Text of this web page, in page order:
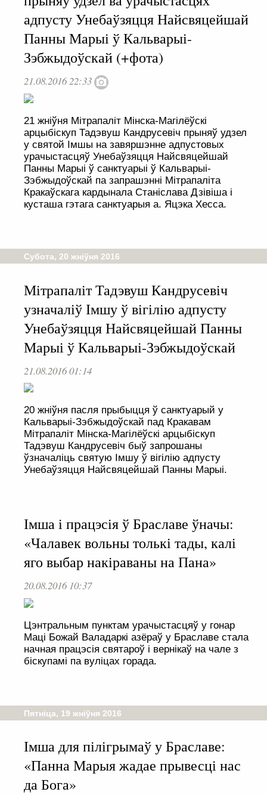
адпусту Унебаўзяцця Найсвяцейшай
Панны Марыі ў Кальварыі-
Зэбжыдоўскай (+фота)
21.08.2016 22:33
21 жніўня Мітрапаліт Мінска-Магілёўскі
арцыбіскуп Тадэвуш Кандрусевіч прыняў удзел
у святой Імшы на завяршэнне адпустовых
урачыстасцяў Унебаўзяцця Найсвяцейшай
Панны Марыі ў санктуарыі ў Кальварыі-
Зэбжыдоўскай па запрашэнні Мітрапаліта
Кракаўскага кардынала Станіслава Дзівіша і
кусташа гэтага санктуарыя а. Яцэка Хесса.
Субота, 20 жніўня 2016
Мітрапаліт Тадэвуш Кандрусевіч
узначаліў Імшу ў вігілію адпусту
Унебаўзяцця Найсвяцейшай Панны
Марыі ў Кальварыі-Зэбжыдоўскай
21.08.2016 01:14
20 жніўня пасля прыбыцця ў санктуарый у
Кальварыі-Зэбжыдоўскай пад Кракавам
Мітрапаліт Мінска-Магілёўскі арцыбіскуп
Тадэвуш Кандрусевіч быў запрошаны
ўзначаліць святую Імшу ў вігілію адпусту
Унебаўзяцця Найсвяцейшай Панны Марыі.
Імша і працэсія ў Браславе ўначы:
«Чалавек вольны толькі тады, калі
яго выбар накіраваны на Пана»
20.08.2016 10:37
Цэнтральным пунктам урачыстасцяў у гонар
Маці Божай Валадаркі азёраў у Браславе стала
начная працэсія святароў і вернікаў на чале з
біскупамі па вуліцах горада.
Пятніца, 19 жніўня 2016
Імша для пілігрымаў у Браславе:
«Панна Марыя жадае прывесці нас
да Бога»